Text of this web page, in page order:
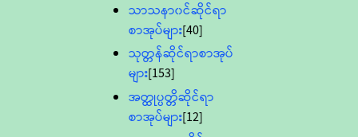
သာသနာ၀င်ဆိုင်ရာ
စာအုပ်များ[40]
သုတ္တန်ဆိုင်ရာစာအုပ်
များ[153]
အတ္ထုပ္ပတ္တိဆိုင်ရာ
စာအုပ်များ[12]